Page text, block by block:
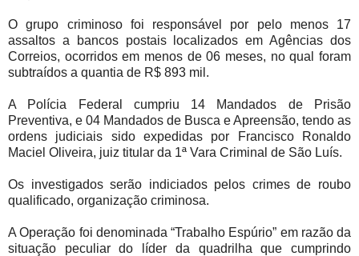
O grupo criminoso foi responsável por pelo menos 17
assaltos a bancos postais localizados em Agências dos
Correios, ocorridos em menos de 06 meses, no qual foram
subtraídos a quantia de R$ 893 mil.
A Polícia Federal cumpriu 14 Mandados de Prisão
Preventiva, e 04 Mandados de Busca e Apreensão, tendo as
ordens judiciais sido expedidas por Francisco Ronaldo
Maciel Oliveira, juiz titular da 1ª Vara Criminal de São Luís.
Os investigados serão indiciados pelos crimes de roubo
qualificado, organização criminosa.
A Operação foi denominada “Trabalho Espúrio” em razão da
situação peculiar do líder da quadrilha que cumprindo